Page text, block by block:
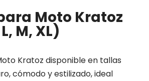
Moto Kratoz
M, XL)
Kratoz disponible en tallas
cómodo y estilizado, ideal